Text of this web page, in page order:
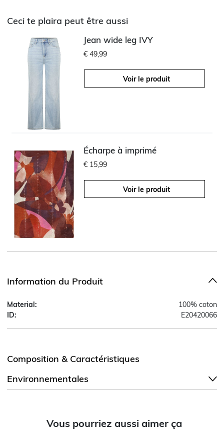
Ceci te plaira peut être aussi
Jean wide leg IVY
€ 49,99
Voir le produit
Écharpe à imprimé
€ 15,99
Voir le produit
Information du Produit
Material:
100% coton
ID:
E20420066
Composition & Caractéristiques
Environnementales
Vous pourriez aussi aimer ça